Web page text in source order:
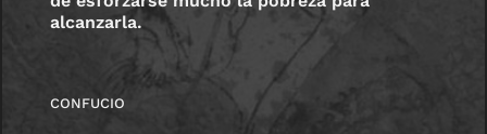
alcanzarla.
CONFUCIO